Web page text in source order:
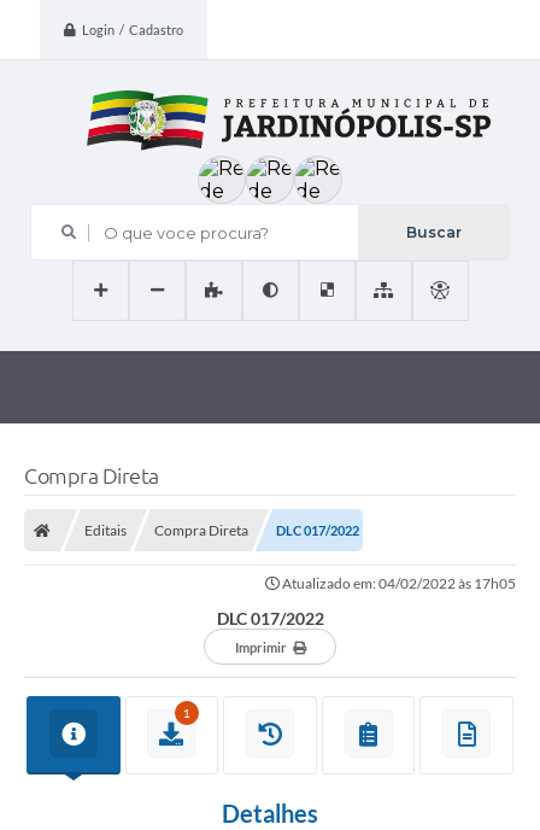
Login / Cadastro
O que voce procura?
Compra Direta
Editais Compra Direta DLC 017/2022
Atualizado em: 04/02/2022 às 17h05
DLC 017/2022
Imprimir
1
Detalhes